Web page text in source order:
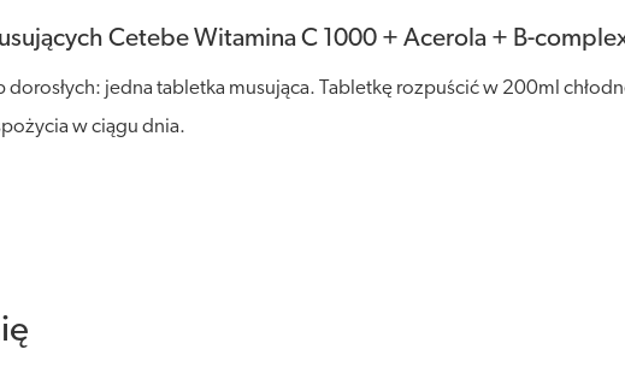
Cetebe Witamina C 1000 + Acerola + B-
dorosłych: jedna tabletka musująca. Tabletkę rozpuścić w 200ml
w ciągu dnia.